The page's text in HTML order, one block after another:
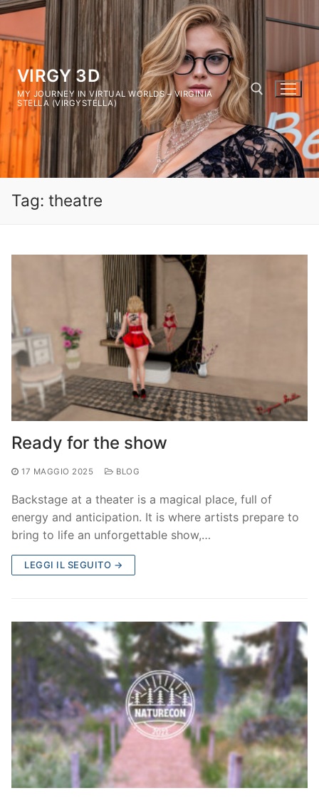
Vai
contenuto
VIRGY 3D
MY JOURNEY IN VIRTUAL WORLDS – VIRGINIA
STELLA (VIRGYSTELLA)
Cerca:
Tag: theatre
Ready for the show
17 MAGGIO 2025 BLOG
Backstage at a theater is a magical place, full of
energy and anticipation. It is where artists prepare to
bring to life an unforgettable show,…
LEGGI IL SEGUITO →